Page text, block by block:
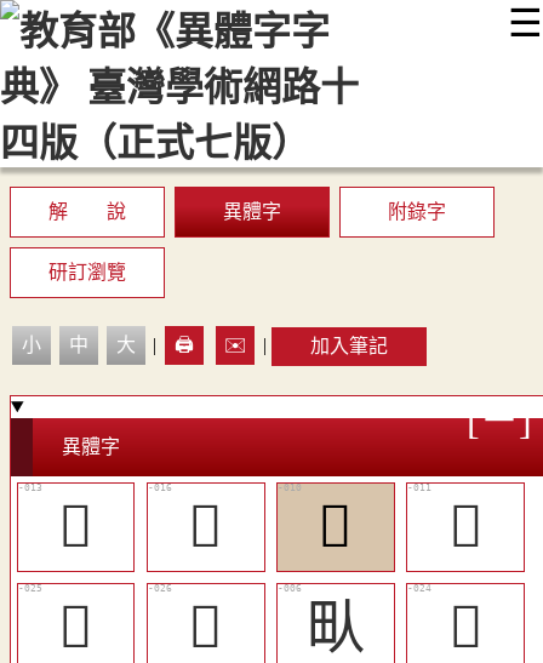
☰
::: 最新消息 常見問題 編輯說明
顯示模式
網站導覽
解 說 異體字 附錄字
研訂瀏覽
小 中 大 | 🖨️ ✉️ | 加入筆記
異體字
󳰇 󳰊 󲜰
󳰅
󳰓
󳰔 㽗
󳰒